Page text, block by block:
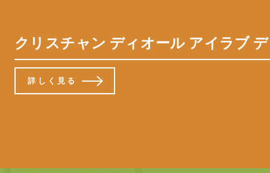
クリスチャン ディオール アイラブ
詳しく見る